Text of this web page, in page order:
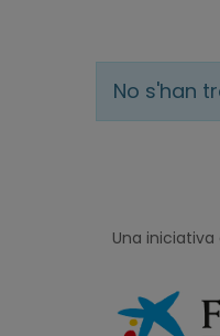
No s'han
Una iniciativa